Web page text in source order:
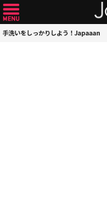
手洗いをしっかりしよう！Japaaan